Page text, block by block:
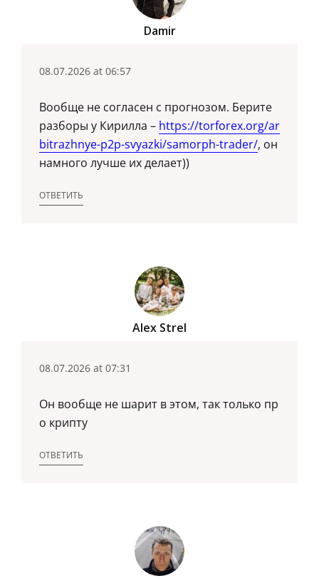
Damir
08.07.2026 at 06:57
Вообще не согласен с прогнозом. Берите
разборы у Кирилла – https://torforex.org/ar
bitrazhnye-p2p-svyazki/samorph-trader/, он
намного лучше их делает))
ОТВЕТИТЬ
Alex Strel
08.07.2026 at 07:31
Он вообще не шарит в этом, так только пр
о крипту
ОТВЕТИТЬ